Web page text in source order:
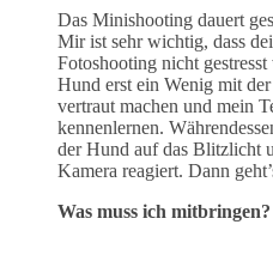
Das Minishooting dauert
Mir ist sehr wichtig, dass
Fotoshooting nicht
Hund erst ein Wenig mit
vertraut machen und mein
kennenlernen.
der Hund auf das Blitzlicht
Kamera reagiert. Dann
Was muss ich mitbringen?